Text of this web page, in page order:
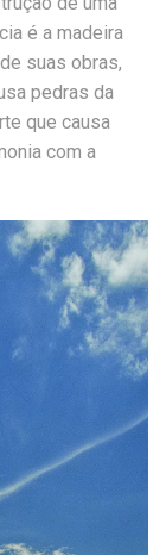
é a madeira
suas obras,
pedras da
que causa
com a